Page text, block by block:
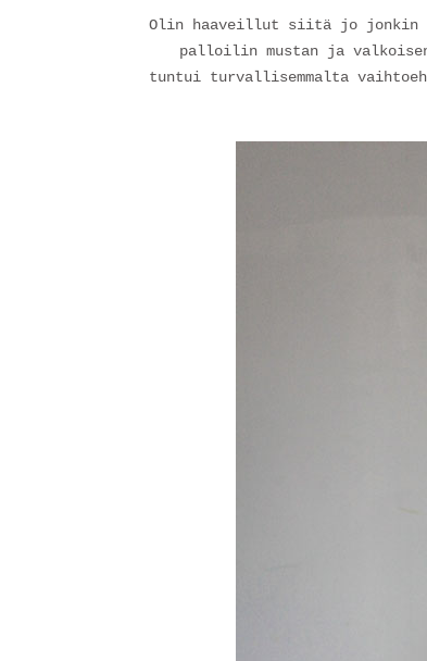
Olin haaveillut siitä jo jonkin
palloilin mustan ja
tuntui turvallisemmalta